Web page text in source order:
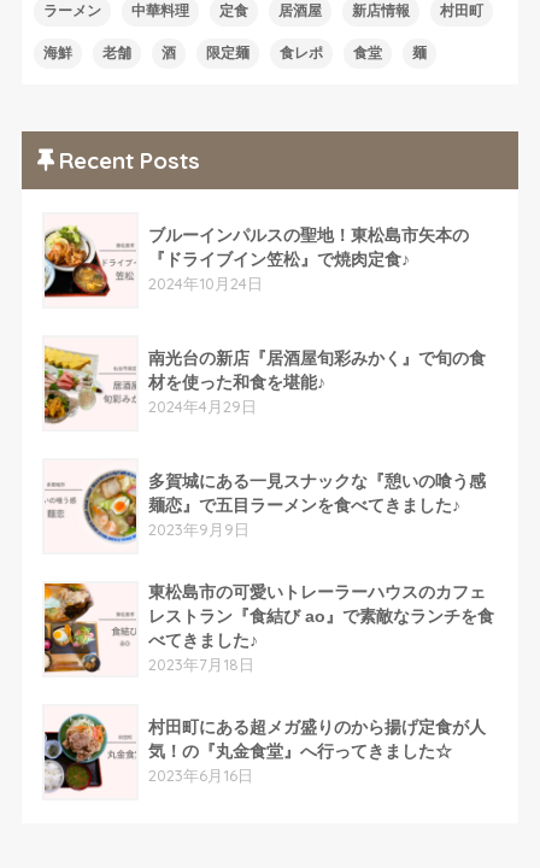
ラーメン 中華料理 定食 居酒屋 新店情報 村田町
海鮮 老舗 酒 限定麺 食レポ 食堂 麺
Recent Posts
ブルーインパルスの聖地！東松島市矢本の
『ドライブイン笠松』で焼肉定食♪
2024年10月24日
南光台の新店『居酒屋旬彩みかく』で旬の食
材を使った和食を堪能♪
2024年4月29日
多賀城にある一見スナックな『憩いの喰う感
麺恋』で五目ラーメンを食べてきました♪
2023年9月9日
東松島市の可愛いトレーラーハウスのカフェ
レストラン『食結び ao』で素敵なランチを食
べてきました♪
2023年7月18日
村田町にある超メガ盛りのから揚げ定食が人
気！の『丸金食堂』へ行ってきました☆
2023年6月16日